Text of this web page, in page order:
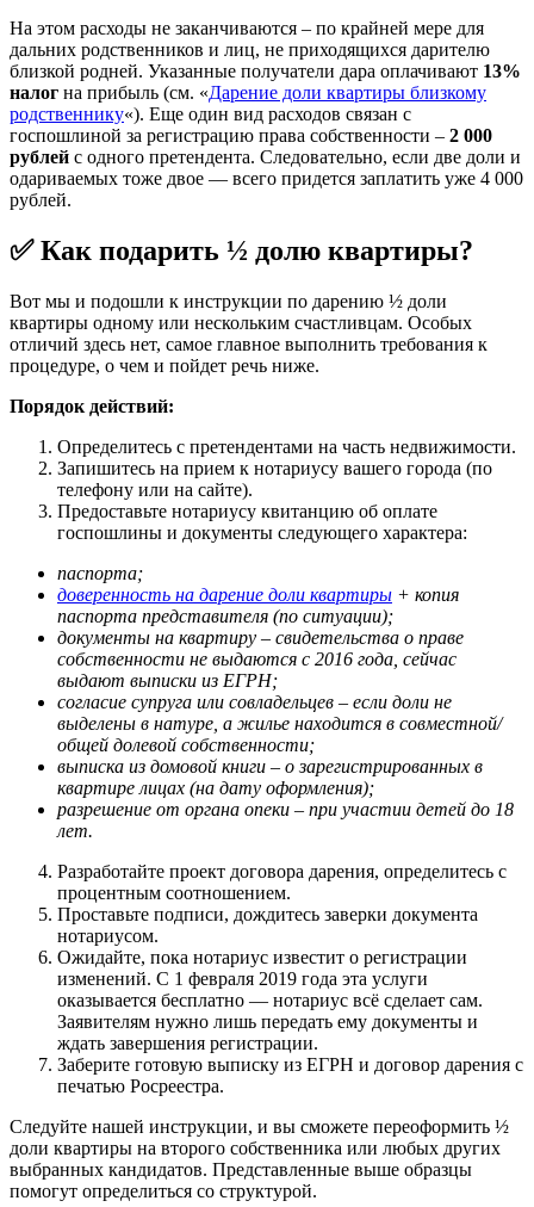
На этом расходы не заканчиваются – по крайней мере для
дальних родственников и лиц, не приходящихся дарителю
близкой родней. Указанные получатели дара оплачивают 13%
налог на прибыль (см. «Дарение доли квартиры близкому
родственнику«). Еще один вид расходов связан с
госпошлиной за регистрацию права собственности – 2 000
рублей с одного претендента. Следовательно, если две доли и
одариваемых тоже двое — всего придется заплатить уже 4 000
рублей.
✅ Как подарить ½ долю квартиры?
Вот мы и подошли к инструкции по дарению ½ доли
квартиры одному или нескольким счастливцам. Особых
отличий здесь нет, самое главное выполнить требования к
процедуре, о чем и пойдет речь ниже.
Порядок действий:
Определитесь с претендентами на часть недвижимости.
Запишитесь на прием к нотариусу вашего города (по
телефону или на сайте).
Предоставьте нотариусу квитанцию об оплате
госпошлины и документы следующего характера:
паспорта;
доверенность на дарение доли квартиры + копия
паспорта представителя (по ситуации);
документы на квартиру – свидетельства о праве
собственности не выдаются с 2016 года, сейчас
выдают выписки из ЕГРН;
согласие супруга или совладельцев – если доли не
выделены в натуре, а жилье находится в совместной/
общей долевой собственности;
выписка из домовой книги – о зарегистрированных в
квартире лицах (на дату оформления);
разрешение от органа опеки – при участии детей до 18
лет.
Разработайте проект договора дарения, определитесь с
процентным соотношением.
Проставьте подписи, дождитесь заверки документа
нотариусом.
Ожидайте, пока нотариус известит о регистрации
изменений. С 1 февраля 2019 года эта услуги
оказывается бесплатно — нотариус всё сделает сам.
Заявителям нужно лишь передать ему документы и
ждать завершения регистрации.
Заберите готовую выписку из ЕГРН и договор дарения с
печатью Росреестра.
Следуйте нашей инструкции, и вы сможете переоформить ½
доли квартиры на второго собственника или любых других
выбранных кандидатов. Представленные выше образцы
помогут определиться со структурой.